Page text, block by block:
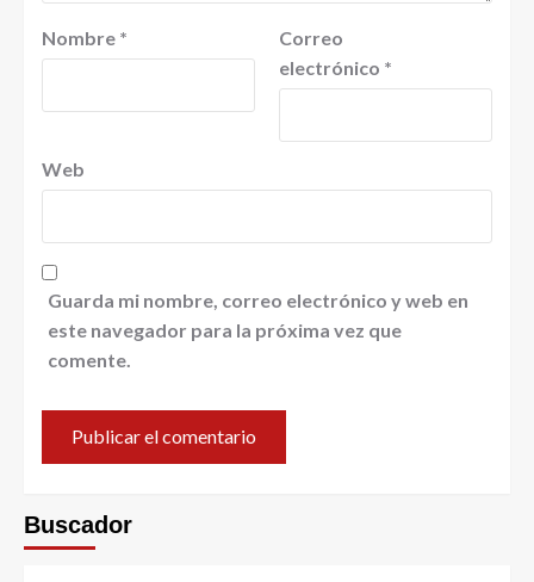
Nombre *
Correo
electrónico *
Web
Guarda mi nombre, correo electrónico y web en
este navegador para la próxima vez que
comente.
Buscador